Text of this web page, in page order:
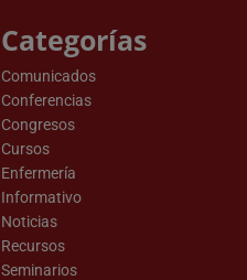
Categorías
Comunicados
Conferencias
Congresos
Cursos
Enfermería
Informativo
Noticias
Recursos
Seminarios